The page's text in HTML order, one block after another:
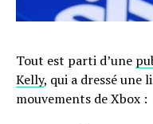
Tout est parti d’une
Kelly, qui a dressé une
mouvements de Xbox :